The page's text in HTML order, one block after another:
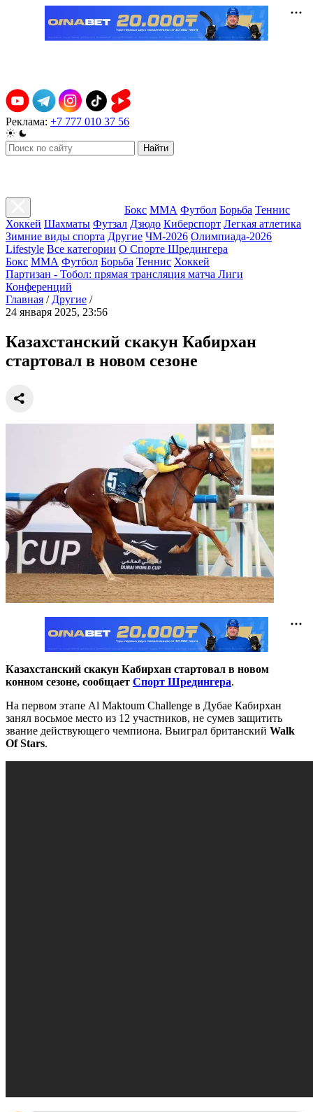
Реклама: +7 777 010 37 56
Найти
Бокс ММА Футбол Борьба Теннис
Хоккей Шахматы Футзал Дзюдо Киберспорт Легкая атлетика
Зимние виды спорта Другие ЧМ-2026 Олимпиада-2026
Lifestyle Все категории О Спорте Шредингера
Бокс ММА Футбол Борьба Теннис Хоккей
Партизан - Тобол: прямая трансляция матча Лиги
Конференций
Главная / Другие /
24 января 2025, 23:56
Казахстанский скакун Кабирхан
стартовал в новом сезоне
Казахстанский скакун Кабирхан стартовал в новом
конном сезоне, сообщает Спорт Шредингера.
На первом этапе Al Maktoum Challenge в Дубае Кабирхан
занял восьмое место из 12 участников, не сумев защитить
звание действующего чемпиона. Выиграл британский Walk
Of Stars.